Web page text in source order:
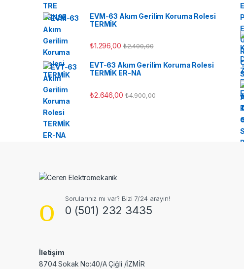
EVM-63 Akım Gerilim Koruma Rolesi
TERMİK
₺1.296,00 ₺2.400,00
EVT-63 Akım Gerilim Koruma Rolesi
TERMİK ER-NA
₺2.646,00 ₺4.900,00
Sorularınız mı var? Bizi 7/24 arayın!
0 (501) 232 3435
İletişim
8704 Sokak No:40/A Çiğli /İZMİR